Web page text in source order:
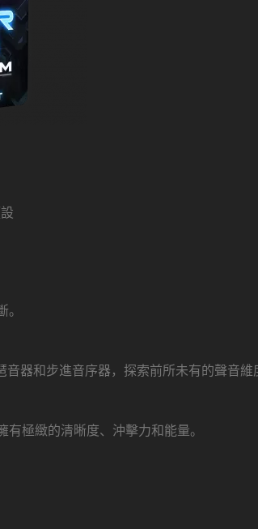
器和步進音序器，探索前所未有的聲音維
極緻的清晰度、沖擊力和能量。